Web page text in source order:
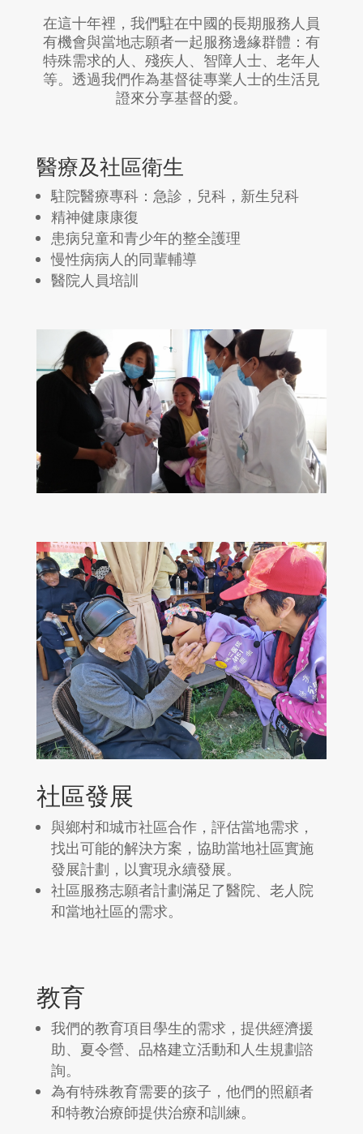
在這十年裡，我們駐在中國的長期服務人員
有機會與當地志願者一起服務邊緣群體：有
特殊需求的人、殘疾人、智障人士、老年人
等。透過我們作為基督徒專業人士的生活見
證來分享基督的愛。
醫療及社區衛生
駐院醫療專科：急診，兒科，新生兒科
精神健康康復
患病兒童和青少年的整全護理
慢性病病人的同輩輔導
醫院人員培訓
社區發展
與鄉村和城市社區合作，評估當地需求，
找出可能的解決方案，協助當地社區實施
發展計劃，以實現永續發展。
社區服務志願者計劃滿足了醫院、老人院
和當地社區的需求。
教育
我們的教育項目學生的需求，提供經濟援
助、夏令營、品格建立活動和人生規劃諮
詢。
為有特殊教育需要的孩子，他們的照顧者
和特教治療師提供治療和訓練。